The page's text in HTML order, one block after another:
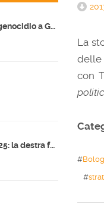
La
delle
con
#
#
Fare storia ai tempi del genocidio a Gaza
Indicazioni nazionali 2025: la destra fa scuola?